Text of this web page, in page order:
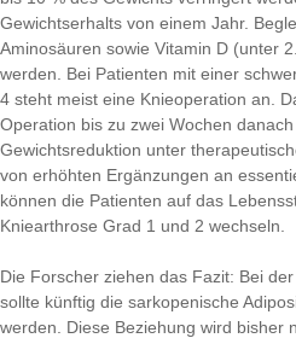
Gewichtserhalts von einem Jahr.
Aminosäuren sowie Vitamin D (unter
werden. Bei Patienten mit einer
4 steht meist eine Knieoperation an.
Operation bis zu zwei Wochen
Gewichtsreduktion unter
von erhöhten Ergänzungen an
können die Patienten auf das
Kniearthrose Grad 1 und 2 wechseln.
Die Forscher ziehen das Fazit: Bei
sollte künftig die sarkopenische
werden. Diese Beziehung wird bisher